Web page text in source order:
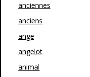
anciennes
anciens
ange
angelot
animal